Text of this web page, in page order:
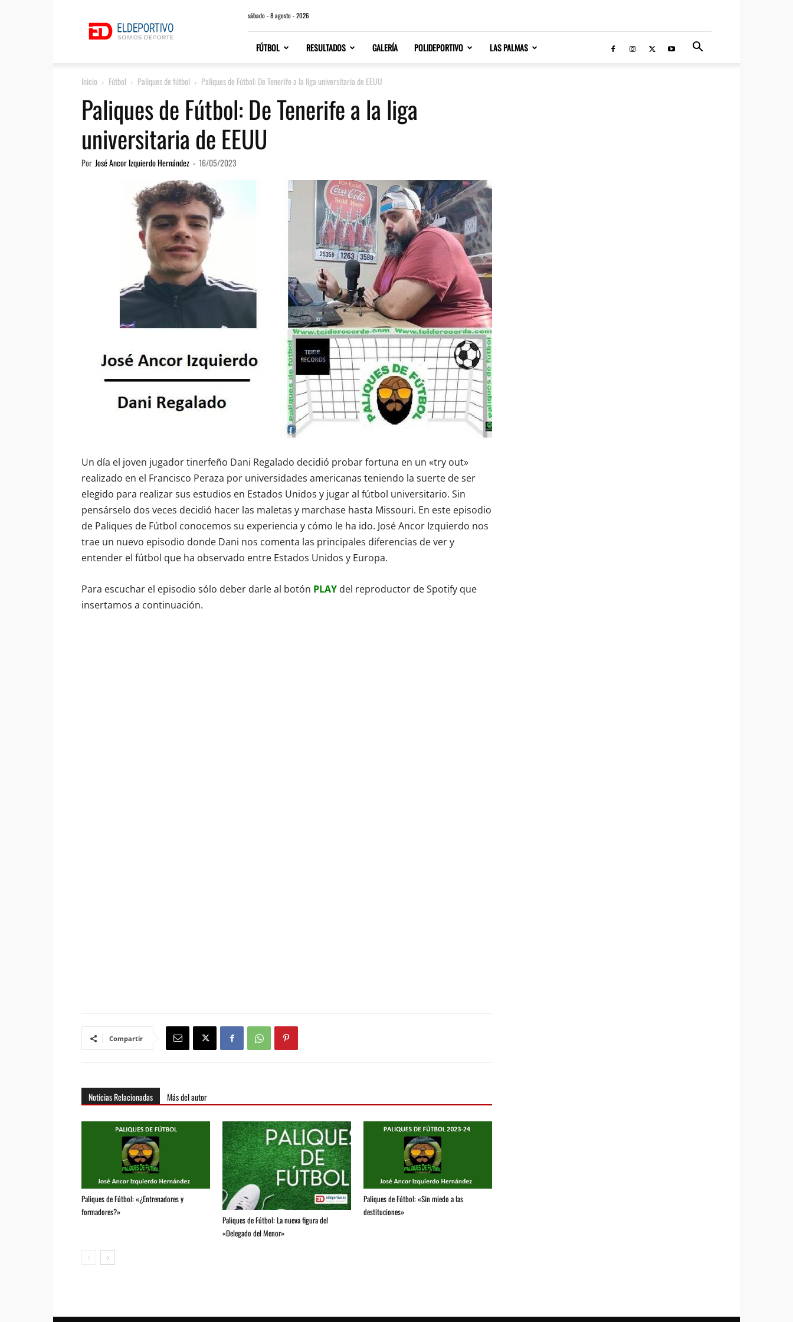
sábado - 8 agosto - 2026
FÚTBOL RESULTADOS GALERÍA POLIDEPORTIVO LAS PALMAS
Inicio Fútbol Paliques de fútbol Paliques de Fútbol: De Tenerife a la liga universitaria de EEUU
Paliques de Fútbol: De Tenerife a la liga
universitaria de EEUU
Por José Ancor Izquierdo Hernández - 16/05/2023
Un día el joven jugador tinerfeño Dani Regalado decidió probar fortuna en un «try out»
realizado en el Francisco Peraza por universidades americanas teniendo la suerte de ser
elegido para realizar sus estudios en Estados Unidos y jugar al fútbol universitario. Sin
pensárselo dos veces decidió hacer las maletas y marchase hasta Missouri. En este episodio
de Paliques de Fútbol conocemos su experiencia y cómo le ha ido. José Ancor Izquierdo nos
trae un nuevo episodio donde Dani nos comenta las principales diferencias de ver y
entender el fútbol que ha observado entre Estados Unidos y Europa.
Para escuchar el episodio sólo deber darle al botón PLAY del reproductor de Spotify que
insertamos a continuación.
Compartir
Noticias Relacionadas Más del autor
Paliques de Fútbol: «¿Entrenadores y
formadores?»
Paliques de Fútbol: La nueva figura del
«Delegado del Menor»
Paliques de Fútbol: «Sin miedo a las
destituciones»